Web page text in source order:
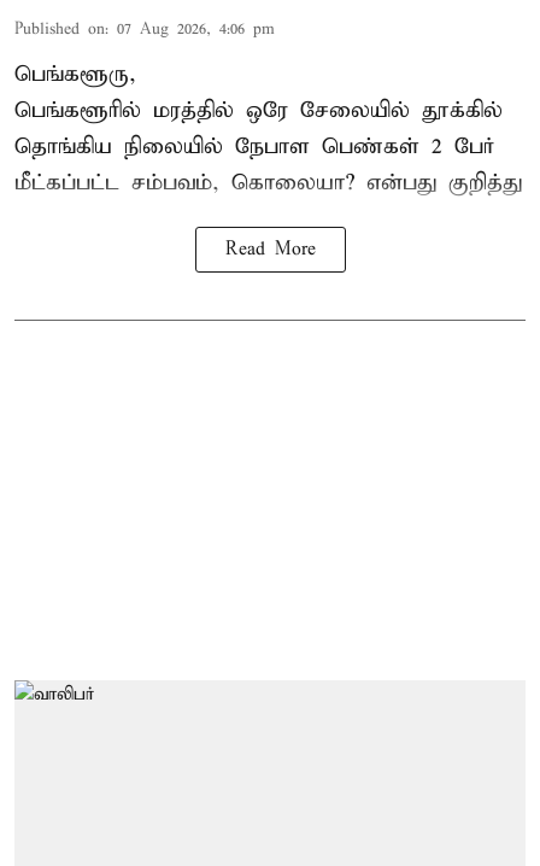
Published on: 07 Aug 2026, 4:06 pm
பெங்களூரு,
பெங்களூரில் மரத்தில் ஒரே சேலையில் தூக்கில்
தொங்கிய நிலையில் நேபாள பெண்கள் 2 பேர்
மீட்கப்பட்ட சம்பவம், கொலையா? என்பது குறித்து
Read More